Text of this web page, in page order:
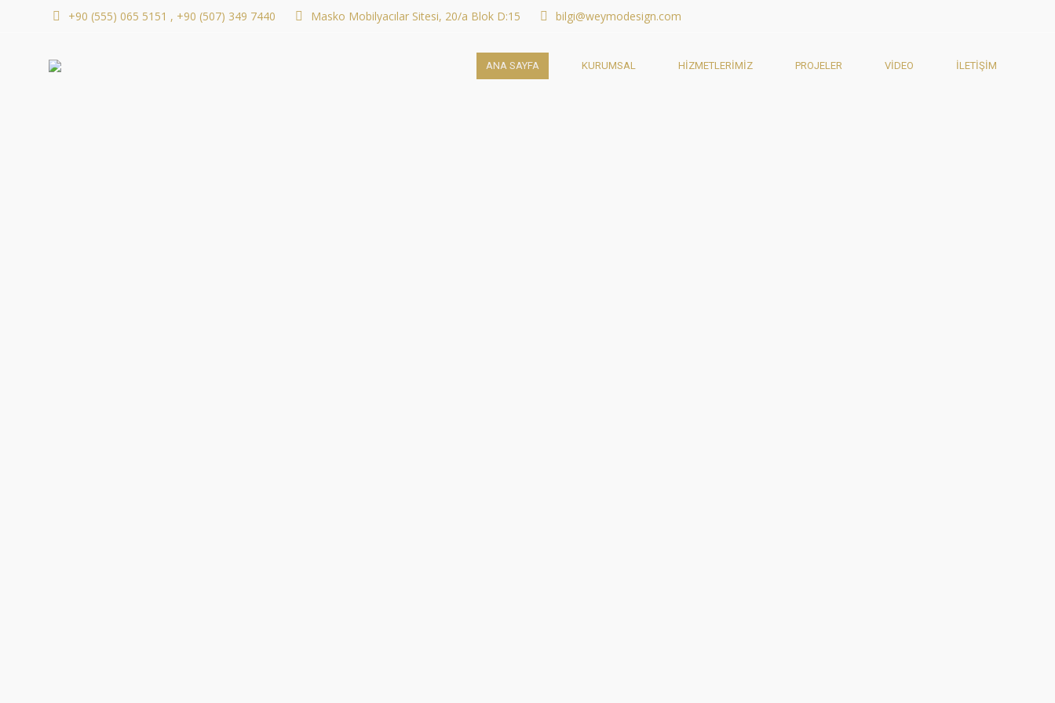
+90 (555) 065 5151 , +90 (507) 349 7440 Masko Mobilyacılar Sitesi, 20/a Blok D:15 bilgi@weymodesign.com
ANA SAYFA KURUMSAL HIZMETLERIMIZ PROJELER VIDEO İLETIŞIM